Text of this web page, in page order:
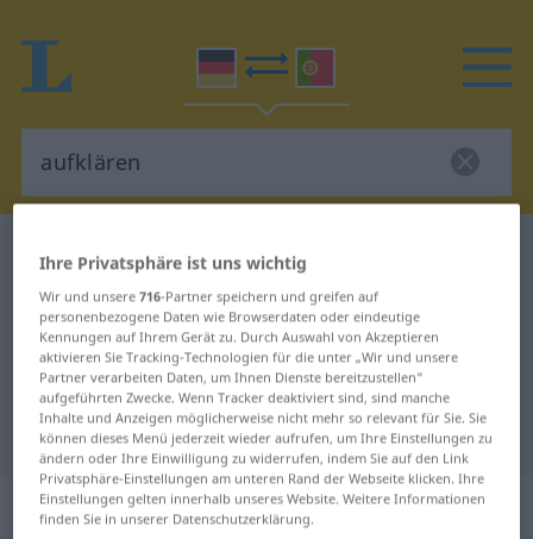
Deutsch-Portugiesisch Wörterbuch
Deutsch-Portugiesisch
Übersetzung für "aufklären"
"aufklären" Portugiesisch
Übersetzung
„aufklären“
Ihre Privatsphäre ist uns wichtig
Wir und unsere716-Partner speichern und greifen auf
personenbezogene Daten wie Browserdaten oder eindeutige
Kennungen auf Ihrem Gerät zu. Durch Auswahl von Akzeptieren
aktivieren Sie Tracking-Technologien für die unter „Wir und unsere
Partner verarbeiten Daten, um Ihnen Dienste bereitzustellen“
aufgeführten Zwecke. Wenn Tracker deaktiviert sind, sind manche
Inhalte und Anzeigen möglicherweise nicht mehr so relevant für Sie. Sie
können dieses Menü jederzeit wieder aufrufen, um Ihre Einstellungen zu
ändern oder Ihre Einwilligung zu widerrufen, indem Sie auf den Link
Privatsphäre-Einstellungen am unteren Rand der Webseite klicken. Ihre
Einstellungen gelten innerhalb unseres Website. Weitere Informationen
finden Sie in unserer Datenschutzerklärung.